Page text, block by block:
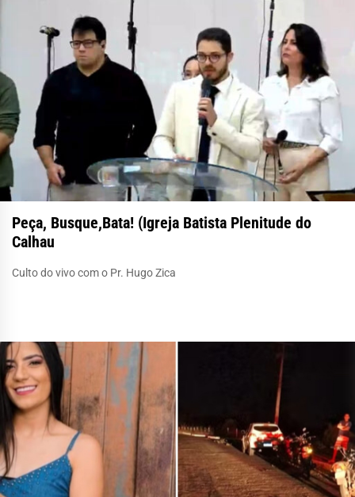
Peça, Busque,Bata! (Igreja Batista Plenitude do
Calhau
Culto do vivo com o Pr. Hugo Zica